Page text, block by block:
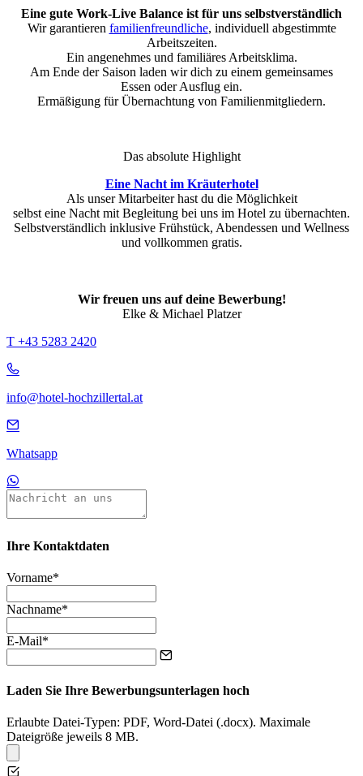
Eine gute Work-Live Balance ist für uns selbstverständlich
Wir garantieren familienfreundliche, individuell abgestimmte
Arbeitszeiten.
Ein angenehmes und familiäres Arbeitsklima.
Am Ende der Saison laden wir dich zu einem gemeinsames
Essen oder Ausflug ein.
Ermäßigung für Übernachtung von Familienmitgliedern.
Das absolute Highlight
Eine Nacht im Kräuterhotel
Als unser Mitarbeiter hast du die Möglichkeit
selbst eine Nacht mit Begleitung bei uns im Hotel zu übernachten.
Selbstverständlich inklusive Frühstück, Abendessen und Wellness
und vollkommen gratis.
Wir freuen uns auf deine Bewerbung!
Elke & Michael Platzer
T +43 5283 2420
info@hotel-hochzillertal.at
Whatsapp
Ihre Kontaktdaten
Vorname*
Nachname*
E-Mail*
Laden Sie Ihre Bewerbungsunterlagen hoch
Erlaubte Datei-Typen: PDF, Word-Datei (.docx). Maximale
Dateigröße jeweils 8 MB.